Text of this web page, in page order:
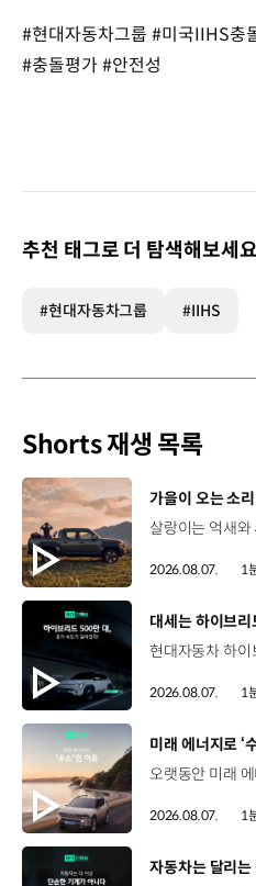
#현대자동차그룹 #미국IIHS충
#충돌평가 #안전성
추천 태그로 더 탐색해보세요
#현대자동차그룹 #IIHS
Shorts 재생 목록
[동영상]
가을이 오는 소
2026.08.07. 1
[동영상]
대세는 하이브
2026.08.07. 1
[동영상]
미래 에너지로 ‘
2026.08.07. 1
[동영상]
자동차는 달리